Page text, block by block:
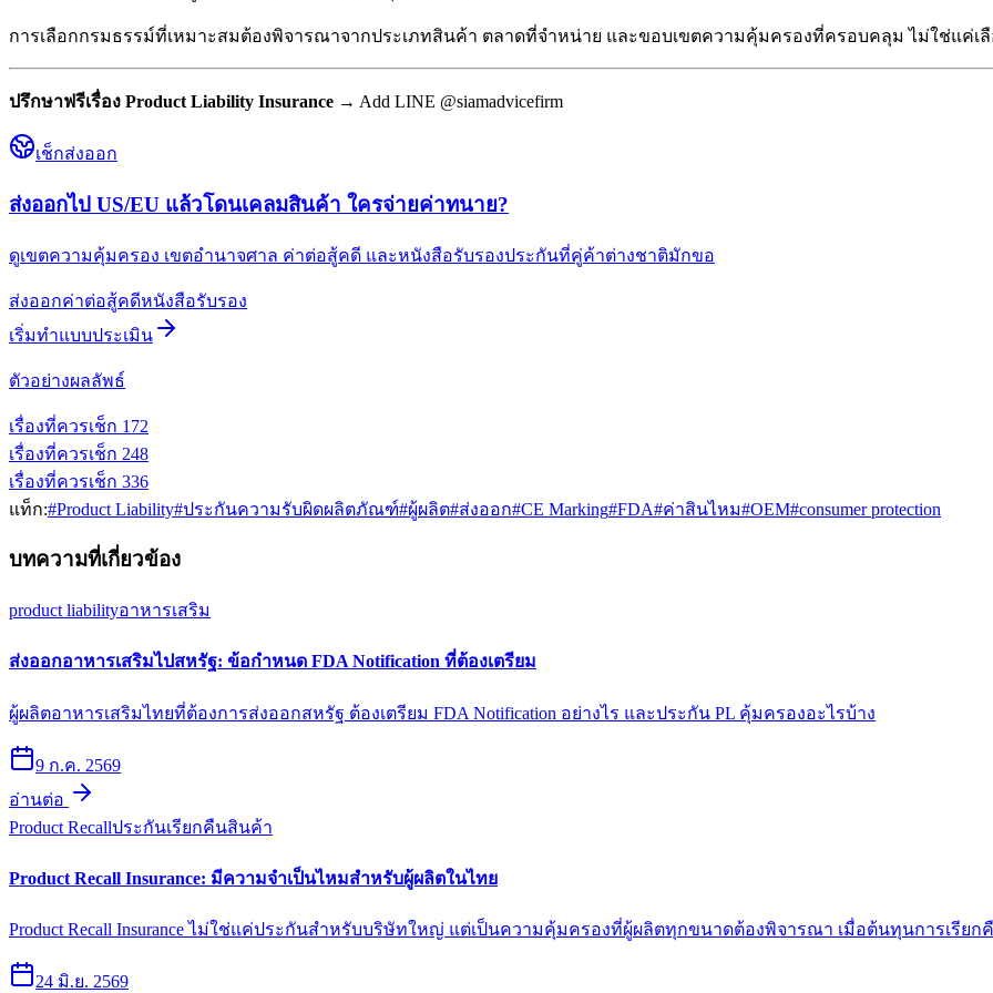
การเลือกกรมธรรม์ที่เหมาะสมต้องพิจารณาจากประเภทสินค้า ตลาดที่จำหน่าย และขอบเขตความคุ้มครองที่ครอบคลุม ไม่ใช่แค่เ
ปรึกษาฟรีเรื่อง Product Liability Insurance → Add LINE @siamadvicefirm
เช็กส่งออก
ส่งออกไป US/EU แล้วโดนเคลมสินค้า ใครจ่ายค่าทนาย?
ดูเขตความคุ้มครอง เขตอำนาจศาล ค่าต่อสู้คดี และหนังสือรับรองประกันที่คู่ค้าต่างชาติมักขอ
ส่งออกค่าต่อสู้คดีหนังสือรับรอง
เริ่มทำแบบประเมิน
ตัวอย่างผลลัพธ์
เรื่องที่ควรเช็ก 1 72
เรื่องที่ควรเช็ก 248
เรื่องที่ควรเช็ก 336
แท็ก:#Product Liability#ประกันความรับผิดผลิตภัณฑ์#ผู้ผลิต#ส่งออก#CE Marking#FDA#ค่าสินไหม#OEM#consumer protection
บทความที่เกี่ยวข้อง
product liabilityอาหารเสริม
ส่งออกอาหารเสริมไปสหรัฐ: ข้อกำหนด FDA Notification ที่ต้องเตรียม
ผู้ผลิตอาหารเสริมไทยที่ต้องการส่งออกสหรัฐ ต้องเตรียม FDA Notification อย่างไร และประกัน PL คุ้มครองอะไรบ้าง
9 ก.ค. 2569
อ่านต่อ
Product Recallประกันเรียกคืนสินค้า
Product Recall Insurance: มีความจำเป็นไหมสำหรับผู้ผลิตในไทย
Product Recall Insurance ไม่ใช่แค่ประกันสำหรับบริษัทใหญ่ แต่เป็นความคุ้มครองที่ผู้ผลิตทุกขนาดต้องพิจารณา เมื่อต้นทุนการเรีย
24 มิ.ย. 2569